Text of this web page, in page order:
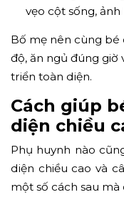
vẹo cột sống,
Bố mẹ nên cùng bé
độ, ăn ngủ đúng giờ
triển toàn diện.
Cách giúp
diện chiều
Phụ huynh nào
diện chiều cao và
một số cách sau